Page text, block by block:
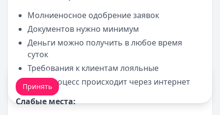
Молниеносное одобрение заявок
Документов нужно минимум
Деньги можно получить в любое время
суток
Требования к клиентам лояльные
Весь процесс происходит через интернет
Слабые места:
Мы обрабатываем ваши cookie-файлы.
Принять